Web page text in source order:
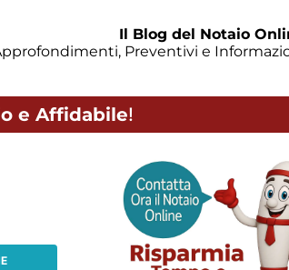
Il Blog del Notaio
Preventivi e
e Affidabile!